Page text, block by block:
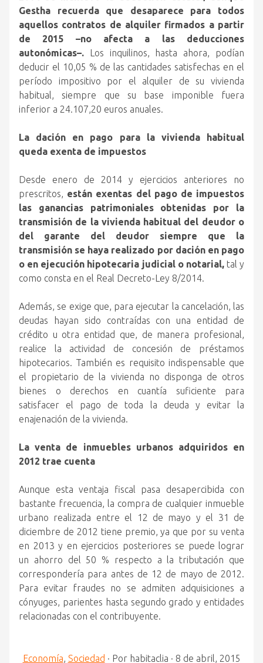
Gestha recuerda que desaparece para todos
aquellos contratos de alquiler firmados a partir
de 2015 –no afecta a las deducciones
autonómicas–. Los inquilinos, hasta ahora, podían
deducir el 10,05 % de las cantidades satisfechas en el
período impositivo por el alquiler de su vivienda
habitual, siempre que su base imponible fuera
inferior a 24.107,20 euros anuales.
La dación en pago para la vivienda habitual
queda exenta de impuestos
Desde enero de 2014 y ejercicios anteriores no
prescritos, están exentas del pago de impuestos
las ganancias patrimoniales obtenidas por la
transmisión de la vivienda habitual del deudor o
del garante del deudor siempre que la
transmisión se haya realizado por dación en pago
o en ejecución hipotecaria judicial o notarial,tal y
como consta en el Real Decreto-Ley 8/2014.
Además, se exige que, para ejecutar la cancelación, las
deudas hayan sido contraídas con una entidad de
crédito u otra entidad que, de manera profesional,
realice la actividad de concesión de préstamos
hipotecarios. También es requisito indispensable que
el propietario de la vivienda no disponga de otros
bienes o derechos en cuantía suficiente para
satisfacer el pago de toda la deuda y evitar la
enajenación de la vivienda.
La venta de inmuebles urbanos adquiridos en
2012 trae cuenta
Aunque esta ventaja fiscal pasa desapercibida con
bastante frecuencia, la compra de cualquier inmueble
urbano realizada entre el 12 de mayo y el 31 de
diciembre de 2012 tiene premio, ya que por su venta
en 2013 y en ejercicios posteriores se puede lograr
un ahorro del 50 % respecto a la tributación que
correspondería para antes de 12 de mayo de 2012.
Para evitar fraudes no se admiten adquisiciones a
cónyuges, parientes hasta segundo grado y entidades
relacionadas con el contribuyente.
Economía, Sociedad · Por habitaclia · 8 de abril, 2015